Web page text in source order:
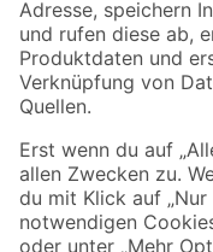
Zahlungsarten
Sicher einkaufen
Jetzt die toom-App